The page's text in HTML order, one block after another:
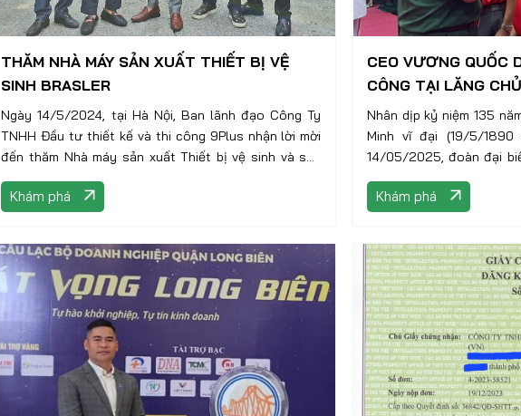
THĂM NHÀ MÁY SẢN XUẤT THIẾT BỊ VỆ
SINH BRASLER
Ngày 14/5/2024, tại Hà Nội, Ban lãnh đạo Công Ty
TNHH Đầu tư thiết kế và thi công 9Plus nhận lời mời
đến thăm Nhà máy sản xuất Thiết bị vệ sinh và sen
vòi Brasler. Đây là một trong những doanh nghiệp sản
xuất, cung cấp sen vòi và thiết bị vệ sinh cao cấp tại
Khám phá
CEO VƯƠNG QUỐC
CÔNG TẠI LĂNG
Nhân dịp kỷ niệm 135
Minh vĩ đại (19/5/
14/05/2025, đoàn đại
CEO Vương Quốc Dân
đại biểu CLB Doanh
Khám phá